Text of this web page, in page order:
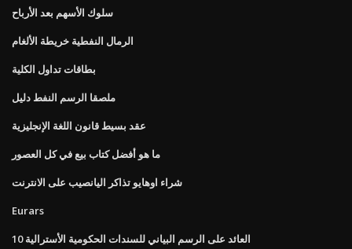
سلوك الأسهم بعد الأرباح
الرمال النفطية خريطة الألغام
بطاقات تداول الكلية
ملصقا الرسم النفط دليل
عقد بسيط قانون اللغة الإنجليزية
ما هو أفضل كتاب بيع في كل العصور
شراء اوهايو تذاكر اليانصيب على الانترنت
Eurars
10 العائد على الرسم البياني للسندات الحكومية الأسترالية